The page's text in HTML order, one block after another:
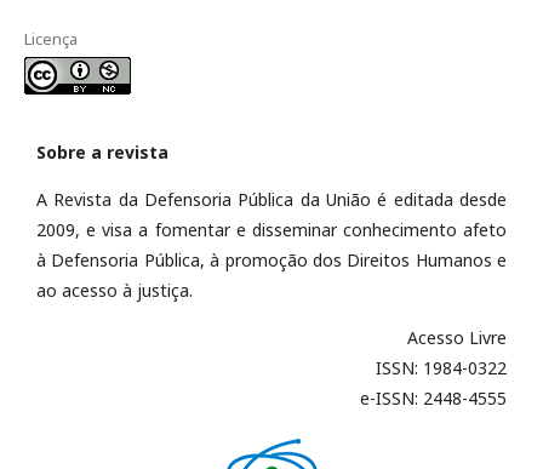
Licença
Sobre a revista
A Revista da Defensoria Pública da União é editada desde
2009, e visa a fomentar e disseminar conhecimento afeto
à Defensoria Pública, à promoção dos Direitos Humanos e
ao acesso à justiça.
Acesso Livre
ISSN: 1984-0322
e-ISSN: 2448-4555